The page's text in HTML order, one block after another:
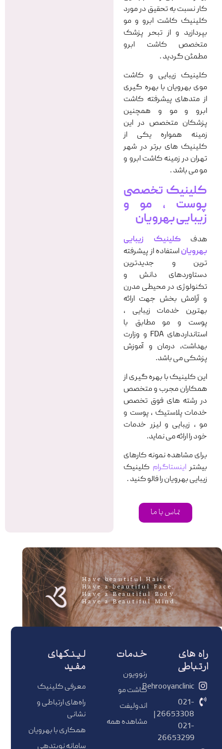
کار نسبت به تحقیق در مورد
کلینیک کاشت ابرو و مو
بپردازید و از تبحر پزشک
متخصص کاشت ابرو
مطمئن گردید .
کلینیک زیبایی و کاشت
موی بهرویان با بهره گیری
از متدهای پیشرفته کاشت
ابرو و مو و همچنین
پزشکان متخصص در این
زمینه همواره یکی از
کلینیک های برتر در شهر
تهران در زمینه کاشت ابرو و
مو می باشد .
کلینیک تخصصی
پوست ، مو و
زیبایی بهرویان
هدفکلینیک زیبایی
بهرویاناستفاده از پیشرفته
ترین و جدیدترین
دستاوردهای دانش و
تکنولوژی در محیطی مدرن
و آرامش بخش جهت ارائه
بهترین خدمات زیبایی ،
پوست و مو مطابق با
استانداردهای FDA و وزارت
بهداشت، درمان و آموزش
پزشکی می باشد.
این کلینیک با بهره گیری از
همکاران مجرب و متخصص
در رشته های فوق تخصص
خدمات پلاستیک ، پوست و
مو ، زیبایی و لیزر خدمات
خود را ارائه می نماید.
برای مشاهده نمونه کارهای
بیشتر اینستاگرام کلینیک
زیبایی بهرویان را فالو کنید .
تماس با ما
.Have beautiful Hair
.Have a beautiful Face
.Have a Beautiful Body
.Have a Beautiful Mind
راه های
ارتباطی
Behrooyanclinic
021-
26653308 |
021-
26653299
خدمات
رنوویون
کاشت مو
اندولیفت
مشاهده همه
لینکهای
مفید
معرفی کلینیک
راه‌های ارتباطی و
نشانی
همکاری با بهرویان
سامانه نوبتدهی